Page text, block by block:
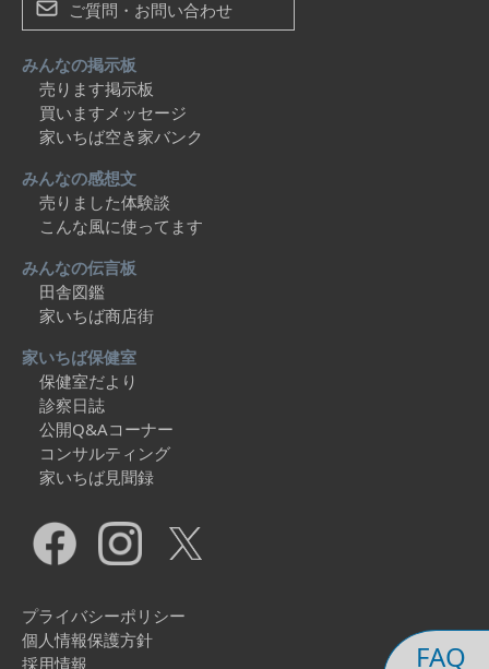
FAQ
ご質問・お問い合わせ
みんなの掲示板
売ります掲示板
買いますメッセージ
家いちば空き家バンク
みんなの感想文
売りました体験談
こんな風に使ってます
みんなの伝言板
田舎図鑑
家いちば商店街
家いちば保健室
保健室だより
診察日誌
公開Q&Aコーナー
コンサルティング
家いちば見聞録
プライバシーポリシー
個人情報保護方針
採用情報